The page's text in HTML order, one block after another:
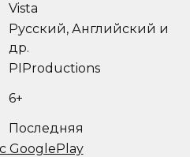
Vista
Русский, Английский и
др.
PIProductions
6+
Последняя
GooglePlay